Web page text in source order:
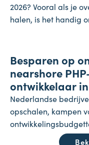
2026? Vooral als je
halen, is het handig
24 juli 2026
Besparen op
nearshore
ontwikkelaar
Nederlandse
opschalen, kampen